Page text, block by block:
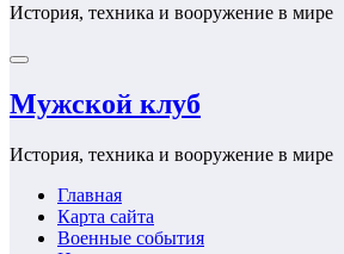
История, техника и вооружение в мире
Мужской клуб
История, техника и вооружение в мире
Главная
Карта сайта
Военные события